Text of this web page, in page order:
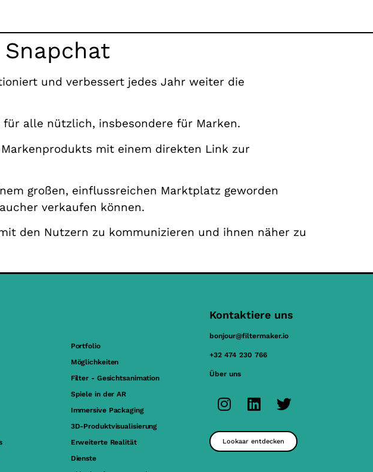
und verbessert jedes Jahr weiter die
alle nützlich, insbesondere für Marken.
mit einem direkten Link zur
großen, einflussreichen Marktplatz geworden
verkaufen können.
den Nutzern zu kommunizieren und ihnen näher zu
Portfolio
Möglichkeiten
Filter - Gesichtsanimation
Spiele in der AR
Immersive Packaging
3D-Produktvisualisierung
Erweiterte Realität
Dienste
Kontaktiere uns
bonjour@filtermaker.io
+32 474 230 766
Über uns
Lookaar entdecken